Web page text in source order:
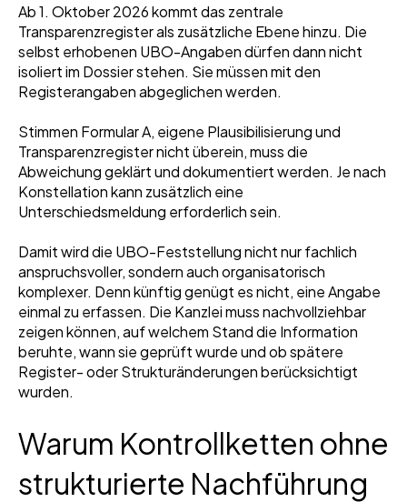
Ab 1. Oktober 2026 kommt das zentrale
Transparenzregister als zusätzliche Ebene hinzu. Die
selbst erhobenen UBO-Angaben dürfen dann nicht
isoliert im Dossier stehen. Sie müssen mit den
Registerangaben abgeglichen werden.
Stimmen Formular A, eigene Plausibilisierung und
Transparenzregister nicht überein, muss die
Abweichung geklärt und dokumentiert werden. Je nach
Konstellation kann zusätzlich eine
Unterschiedsmeldung erforderlich sein.
Damit wird die UBO-Feststellung nicht nur fachlich
anspruchsvoller, sondern auch organisatorisch
komplexer. Denn künftig genügt es nicht, eine Angabe
einmal zu erfassen. Die Kanzlei muss nachvollziehbar
zeigen können, auf welchem Stand die Information
beruhte, wann sie geprüft wurde und ob spätere
Register- oder Strukturänderungen berücksichtigt
wurden.
Warum Kontrollketten ohne
strukturierte Nachführung